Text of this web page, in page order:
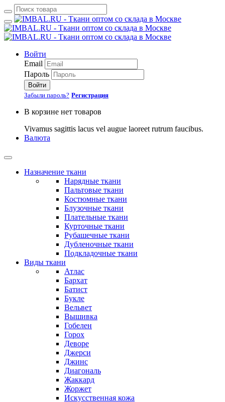
Войти
Email
Пароль
Войти
Забыли пароль? Регистрация
В корзине нет товаров
Vivamus sagittis lacus vel augue laoreet rutrum faucibus.
Валюта
Назначение ткани
Нарядные ткани
Пальтовые ткани
Костюмные ткани
Блузочные ткани
Плательные ткани
Курточные ткани
Рубашечные ткани
Дубленочные ткани
Подкладочные ткани
Виды ткани
Атлас
Бархат
Батист
Букле
Вельвет
Вышивка
Гобелен
Горох
Деворе
Джерси
Джинс
Диагональ
Жаккард
Жоржет
Искусственная кожа